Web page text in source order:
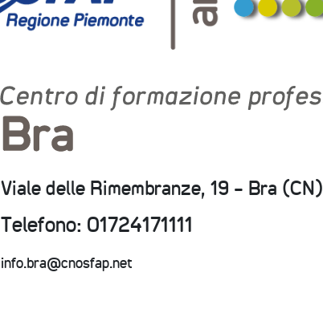
Viale delle Rimembranze, 19 - Bra (CN)
Telefono: 01724171111
info.bra@cnosfap.net